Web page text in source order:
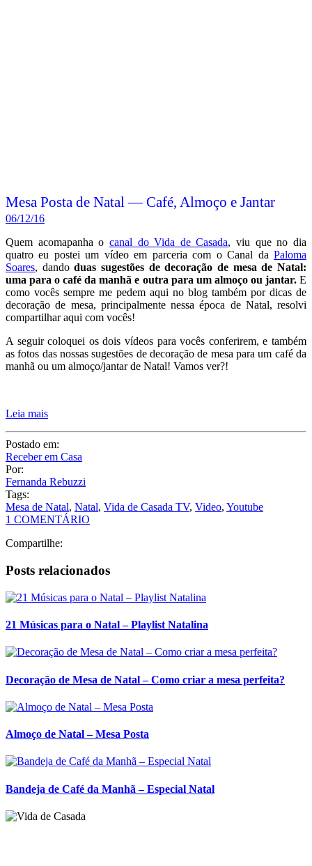
Mesa Posta de Natal — Café, Almoço e Jantar
06/12/16
Quem acomapanha o canal do Vida de Casada, viu que no dia
quatro eu postei um vídeo em parceria com o Canal da Paloma
Soares, dandoduas sugestões de decoração de mesa de Natal:
uma para o café da manhã e outra para um almoço ou jantar.E
como vocês sempre me pedem aqui no blog também por dicas de
decoração de mesa, principalmente nessa época de Natal, resolvi
compartilhar aqui com vocês!
A seguir coloquei os dois vídeos para vocês conferirem, e também
as fotos das nossas sugestões de decoração de mesa para um café da
manhã ou um almoço/jantar de Natal! Vamos ver?!
Leia mais
Postado em:
Receber em Casa
Por:
Fernanda Rebuzzi
Tags:
Mesa de Natal, Natal, Vida de Casada TV, Video, Youtube
1 COMENTÁRIO
Compartilhe:
Posts relacionados
21 Músicas para o Natal – Playlist Natalina
Decoração de Mesa de Natal – Como criar a mesa perfeita?
Almoço de Natal – Mesa Posta
Bandeja de Café da Manhã – Especial Natal